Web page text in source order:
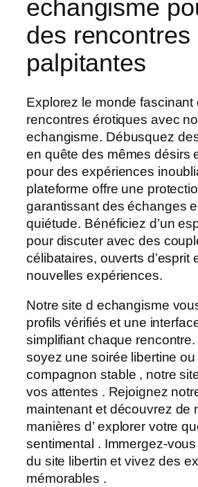
echangisme
des rencontres
palpitantes
Explorez le monde fascinant
rencontres érotiques avec
echangisme. Débusquez
en quête des mêmes désirs
pour des expériences
plateforme offre une
garantissant des échanges
quiétude. Bénéficiez d’un
pour discuter avec des
célibataires, ouverts d’esprit
nouvelles expériences.
Notre site d echangisme
profils vérifiés et une
simplifiant chaque
soyez une soirée libertine ou
compagnon stable , notre
vos attentes . Rejoignez
maintenant et découvrez de
manières d’ explorer votre
sentimental . Immergez-vous
du site libertin et vivez des
mémorables .